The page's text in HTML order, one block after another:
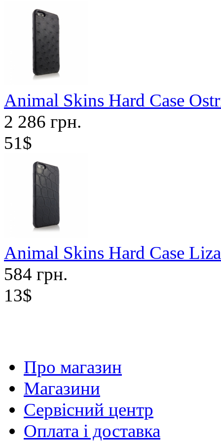
Animal Skins Hard Case
2 286 грн.
51$
Animal Skins Hard Case
584 грн.
13$
Про магазин
Магазини
Сервісний центр
Оплата і доставка